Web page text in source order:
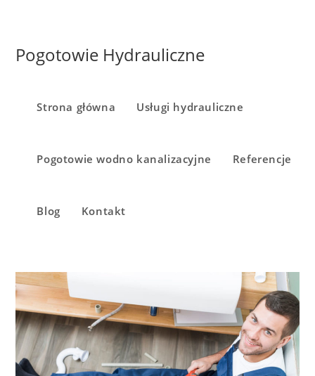
Pogotowie Hydrauliczne
Strona główna Usługi hydrauliczne
Pogotowie wodno kanalizacyjne Referencje
Blog Kontakt